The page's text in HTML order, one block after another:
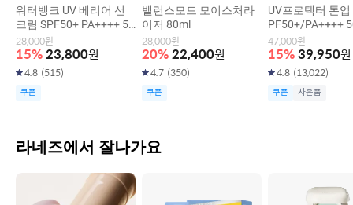
워터뱅크 UV 베리어 선
크림 SPF50+ PA++++ 50
ml
28,000원
15% 23,800원
4.8 (515)
쿠폰
밸런스모드 모이스처라
이저 80ml
28,000원
20% 22,400원
4.7 (350)
쿠폰
UV프로텍터 톤업
PF50+/PA++++
47,000원
15% 39,950원
4.8 (13,022)
쿠폰 사은품
라네즈에서 잘나가요